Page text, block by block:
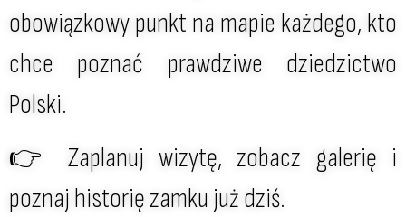
obowiązkowy punkt na mapie każdego, kto
chce poznać prawdziwe dziedzictwo
Polski.
👉 Zaplanuj wizytę, zobacz galerię i
poznaj historię zamku już dziś.